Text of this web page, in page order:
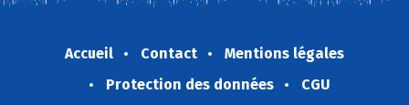
Accueil Contact
Mentions légales
Protection des données
CGU